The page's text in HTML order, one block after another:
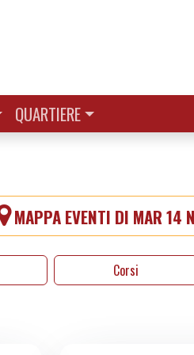
QUARTIERE
MAPPA EVENTI DI MAR 14
Corsi